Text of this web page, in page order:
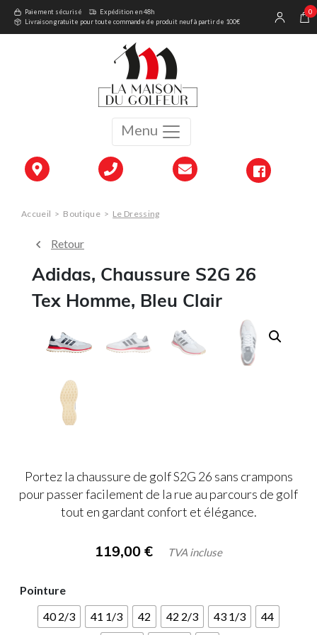
Menu
Paiement sécurisé
Expédition en 48h
Livraison gratuite pour toute commande de produit neuf à partir de 100€
0
Accueil > Boutique > Le Dressing
Retour
Adidas, Chaussure S2G 26
Tex Homme, Bleu Clair
Portez la chaussure de golf S2G 26 sans crampons
pour passer facilement de la rue au parcours de golf
tout en gardant confort et élégance.
119,00 € TVA incluse
Pointure
40 2/3
41 1/3 42 42 2/3 43 1/3
44